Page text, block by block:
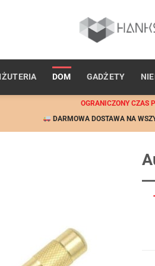
DOM GADŻETY
OGRANICZONY CZAS
DARMOWA DOSTAWA NA